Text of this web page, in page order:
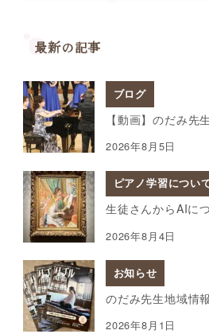
最新の記事
ブログ
【動画】のだみ先
2026年8月5日
ピアノ学習につい
生徒さんからAIに
2026年8月4日
お知らせ
のだみ先生地域情
2026年8月1日